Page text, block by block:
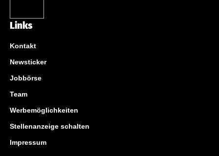
Links
Kontakt
Newsticker
Jobbörse
Team
Werbemöglichkeiten
Stellenanzeige schalten
Impressum